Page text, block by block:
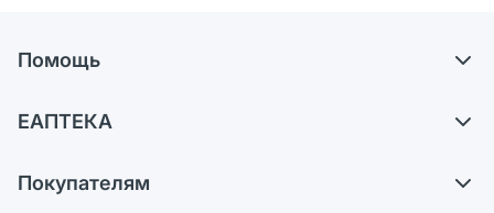
Помощь
Самовывоз из аптек
ЕАПТЕКА
Карьера
Покупателям